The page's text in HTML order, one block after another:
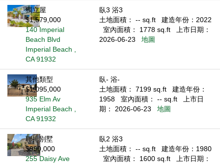
獨立屋
$1,579,000
140 Imperial
Beach Blvd
Imperial Beach ,
CA 91932
臥3 浴3
土地面積： -- sq.ft
建造年份：2022
室內面積： 1778 sq.ft
上市日期：
2026-06-23
地圖
其他類型
$1,095,000
935 Elm Av
Imperial Beach ,
CA 91932
臥- 浴-
土地面積： 7199 sq.ft
建造年份：
1958
室內面積： -- sq.ft
上市日
期： 2026-06-23
地圖
聯排別墅
$990,000
255 Daisy Ave
臥2 浴3
土地面積： -- sq.ft
建造年份：1980
室內面積： 1600 sq.ft
上市日期：